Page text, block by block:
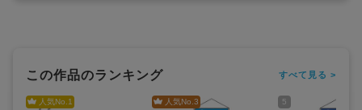
この作品のランキング すべて見る >
人気No.1 人気No.3 5